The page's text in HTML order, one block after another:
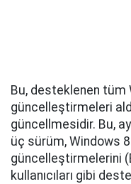
Bu, desteklenen
güncelleştirmeleri
güncellmesidir. Bu,
üç sürüm, Windows
güncelleştirmelerini
kullanıcıları gibi